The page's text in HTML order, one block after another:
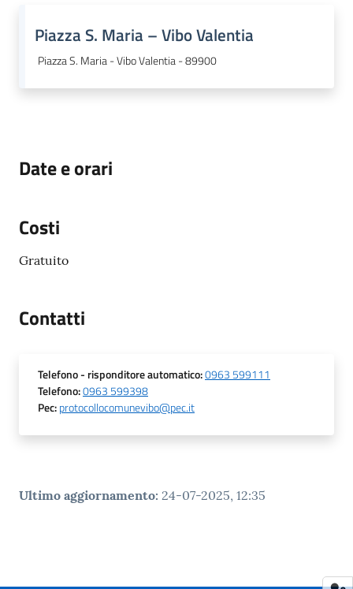
Piazza S. Maria – Vibo Valentia
Piazza S. Maria - Vibo Valentia - 89900
Date e orari
Costi
Gratuito
Contatti
Telefono- risponditore automatico:0963 599111
Telefono:0963 599398
Pec:protocollocomunevibo@pec.it
Ultimo aggiornamento: 24-07-2025, 12:35